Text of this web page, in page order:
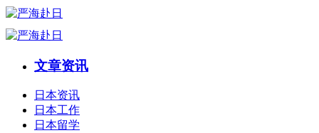
文章资讯
日本资讯
日本工作
日本留学